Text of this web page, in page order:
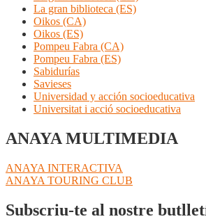
La gran biblioteca (ES)
Oikos (CA)
Oikos (ES)
Pompeu Fabra (CA)
Pompeu Fabra (ES)
Sabidurías
Savieses
Universidad y acción socioeducativa
Universitat i acció socioeducativa
ANAYA MULTIMEDIA
Navegació
d'entrades
Entrada
anterior:
ANAYA INTERACTIVA
Pròxima
ANAYA TOURING CLUB
Subscriu-te al nostre